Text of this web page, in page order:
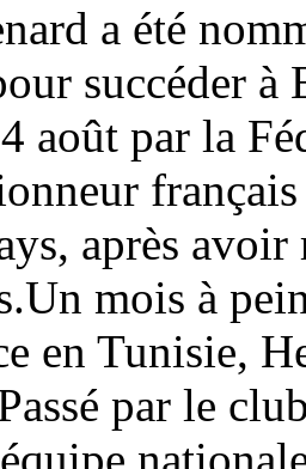
a été
succéder à
août par la
après
mois à
en Tunisie,
par le